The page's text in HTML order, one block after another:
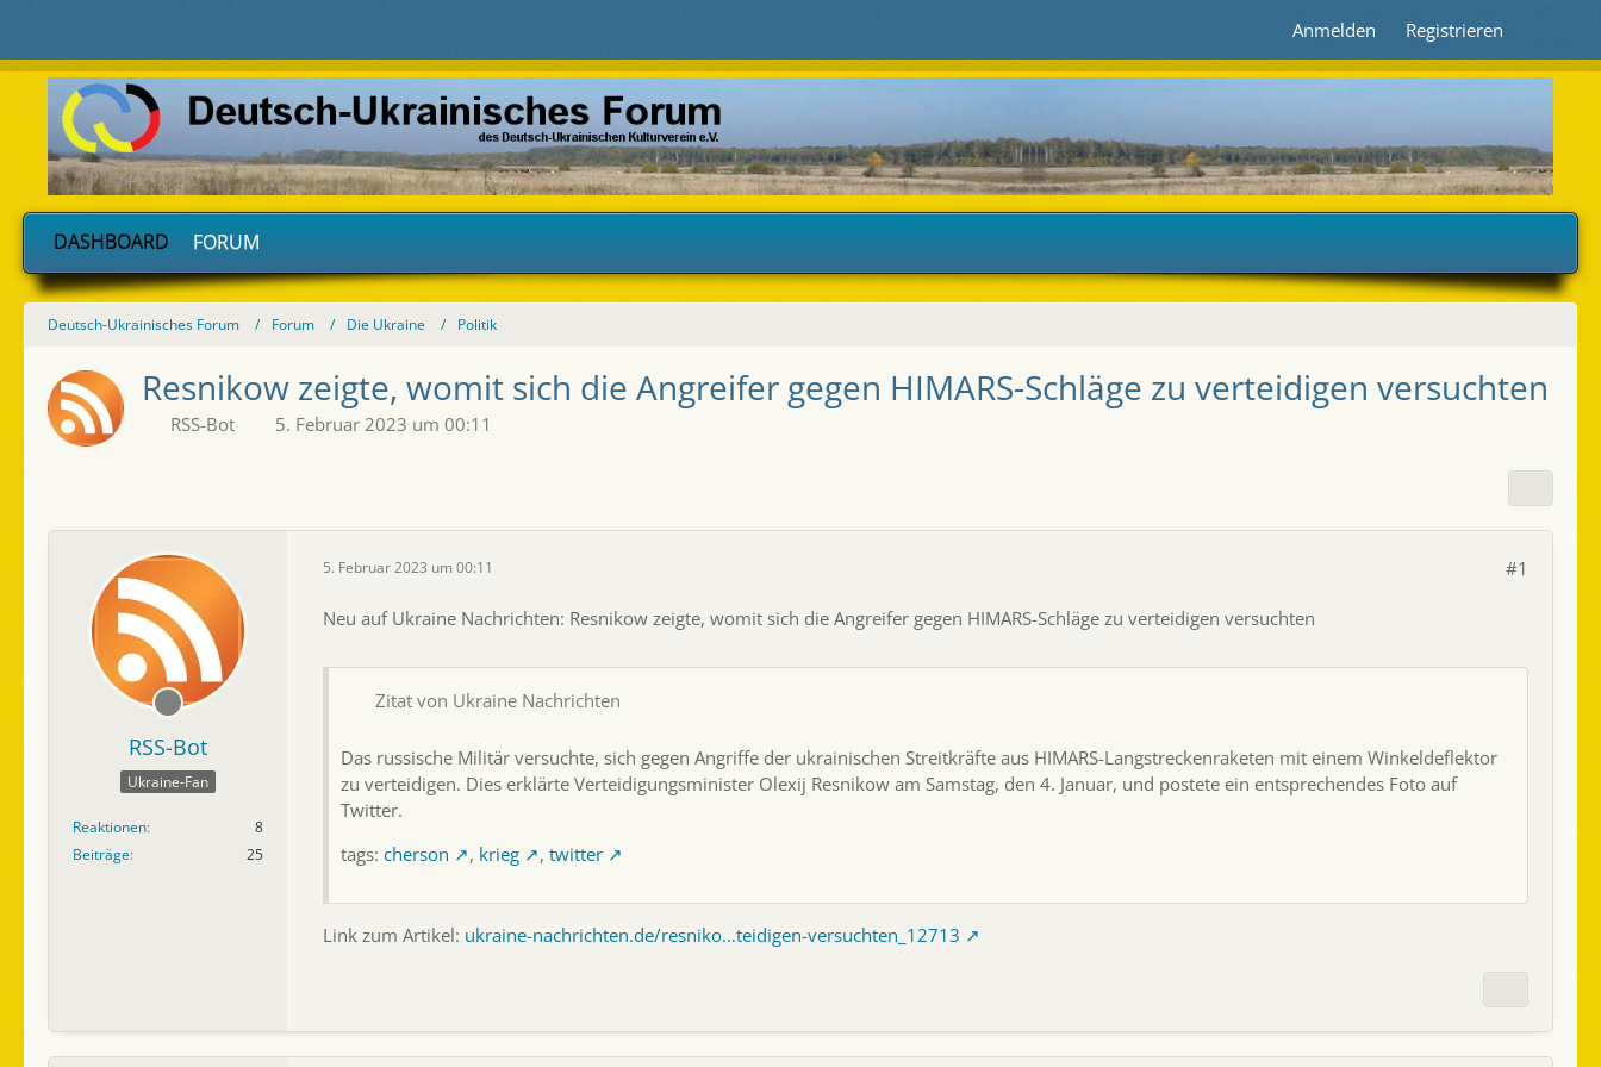
Anmelden Registrieren
DASHBOARD FORUM
Deutsch-Ukrainisches Forum Forum Die Ukraine Politik
Resnikow zeigte, womit sich die Angreifer gegen HIMARS-Schläge zu verteidigen versuchten
RSS-Bot 5. Februar 2023 um 00:11
RSS-Bot
Ukraine-Fan
Reaktionen
8
Beiträge
25
5. Februar 2023 um 00:11 #1
Neu auf Ukraine Nachrichten: Resnikow zeigte, womit sich die Angreifer gegen HIMARS-Schläge zu verteidigen versuchten
Zitat von Ukraine Nachrichten
Das russische Militär versuchte, sich gegen Angriffe der ukrainischen Streitkräfte aus HIMARS-Langstreckenraketen mit einem Winkeldeflektor
zu verteidigen. Dies erklärte Verteidigungsminister Olexij Resnikow am Samstag, den 4. Januar, und postete ein entsprechendes Foto auf
Twitter.
tags: cherson , krieg , twitter
Link zum Artikel: ukraine-nachrichten.de/resniko…teidigen-versuchten_12713